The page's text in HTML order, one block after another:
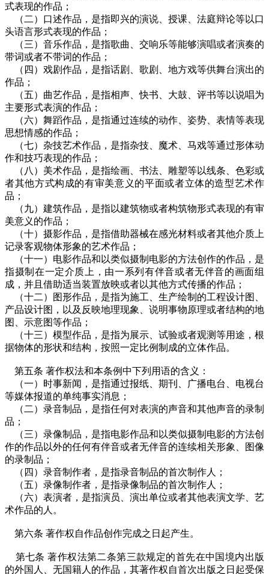
式表现的作品；
（二）口述作品，是指即兴的演说、授课、法庭辩论等以口
头语言形式表现的作品；
（三）音乐作品，是指歌曲、交响乐等能够演唱或者演奏的
带词或者不带词的作品；
（四）戏剧作品，是指话剧、歌剧、地方戏等供舞台演出的
作品；
（五）曲艺作品，是指相声、快书、大鼓、评书等以说唱为
主要形式表演的作品；
（六）舞蹈作品，是指通过连续的动作、姿势、表情等表现
思想情感的作品；
（七）杂技艺术作品，是指杂技、魔术、马戏等通过形体动
作和技巧表现的作品；
（八）美术作品，是指绘画、书法、雕塑等以线条、色彩或
者其他方式构成的有审美意义的平面或者立体的造型艺术作
品；
（九）建筑作品，是指以建筑物或者构筑物形式表现的有审
美意义的作品；
（十）摄影作品，是指借助器械在感光材料或者其他介质上
记录客观物体形象的艺术作品；
（十一）电影作品和以类似摄制电影的方法创作的作品，是
指摄制在一定介质上，由一系列有伴音或者无伴音的画面组
成，并且借助适当装置放映或者以其他方式传播的作品；
（十二）图形作品，是指为施工、生产绘制的工程设计图、
产品设计图，以及反映地理现象、说明事物原理或者结构的地
图、示意图等作品；
（十三）模型作品，是指为展示、试验或者观测等用途，根
据物体的形状和结构，按照一定比例制成的立体作品。
第五条 著作权法和本条例中下列用语的含义：
（一）时事新闻，是指通过报纸、期刊、广播电台、电视台
等媒体报道的单纯事实消息；
（二）录音制品，是指任何对表演的声音和其他声音的录制
品；
（三）录像制品，是指电影作品和以类似摄制电影的方法创
作的作品以外的任何有伴音或者无伴音的连续相关形象、图像
的录制品；
（四）录音制作者，是指录音制品的首次制作人；
（五）录像制作者，是指录像制品的首次制作人；
（六）表演者，是指演员、演出单位或者其他表演文学、艺
术作品的人。
第六条 著作权自作品创作完成之日起产生。
第七条 著作权法第二条第三款规定的首先在中国境内出版
的外国人、无国籍人的作品，其著作权自首次出版之日起受保